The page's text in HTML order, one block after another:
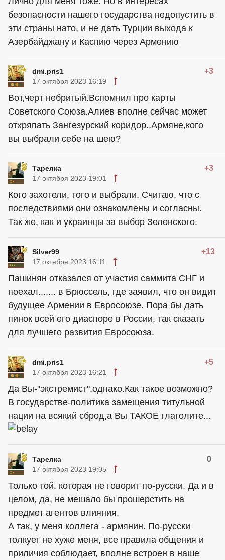
безопасности нашего государства недопустить в
эти страны нато, и не дать Турции выхода к
Азербайджану и Каспию через Армению
dmi.pris1 +3
17 октября 2023 16:19
Вот,черт небритый.Вспомнил про карты
Советского Союза.Алиев вполне сейчас может
отхряпать Зангезурский коридор..Армяне,кого
вы выбрали себе на шею?
Тарелка +3
17 октября 2023 19:01
Кого захотели, того и выбрали. Считаю, что с
последствиями они ознакомлены и согласны.
Так же, как и украинцы за выбор Зеленского.
Silver99 +13
17 октября 2023 16:11
Пашинян отказался от участия саммита СНГ и
поехал....... в Брюссель, где заявил, что он видит
будущее Армении в Евросоюзе. Пора бы дать
пинок всей его диаспоре в России, так сказать
для лучшего развития Евросоюза.
dmi.pris1 +5
17 октября 2023 16:21
Да Вы-"экстремист",однако.Как такое возможно?
В государстве-политика замещения титульной
нации на всякий сброд,а Вы ТАКОЕ глаголите...
Тарелка 0
17 октября 2023 19:05
Только той, которая не говорит по-русски. Да и в
целом, да, не мешало бы прошерстить на
предмет агентов влияния.
А так, у меня коллега - армянин. По-русски
толкует не хуже меня, все правила общения и
приличия соблюдает, вполне встроен в наше